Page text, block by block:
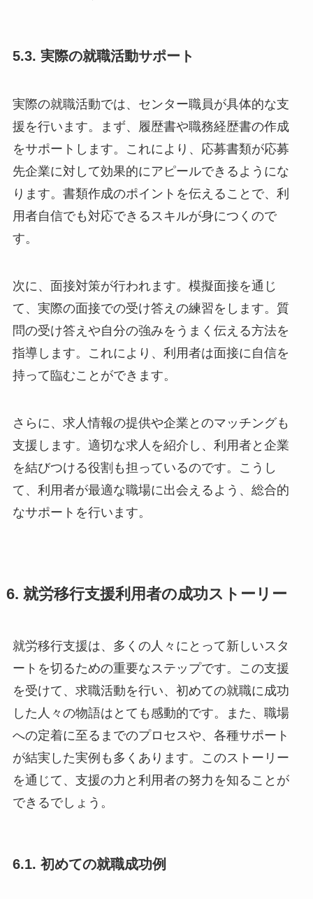
5.3. 実際の就職活動サポート
実際の就職活動では、センター職員が具体的な支
援を行います。まず、履歴書や職務経歴書の作成
をサポートします。これにより、応募書類が応募
先企業に対して効果的にアピールできるようにな
ります。書類作成のポイントを伝えることで、利
用者自信でも対応できるスキルが身につくので
す。
次に、面接対策が行われます。模擬面接を通じ
て、実際の面接での受け答えの練習をします。質
問の受け答えや自分の強みをうまく伝える方法を
指導します。これにより、利用者は面接に自信を
持って臨むことができます。
さらに、求人情報の提供や企業とのマッチングも
支援します。適切な求人を紹介し、利用者と企業
を結びつける役割も担っているのです。こうし
て、利用者が最適な職場に出会えるよう、総合的
なサポートを行います。
6. 就労移行支援利用者の成功ストーリー
就労移行支援は、多くの人々にとって新しいスタ
ートを切るための重要なステップです。この支援
を受けて、求職活動を行い、初めての就職に成功
した人々の物語はとても感動的です。また、職場
への定着に至るまでのプロセスや、各種サポート
が結実した実例も多くあります。このストーリー
を通じて、支援の力と利用者の努力を知ることが
できるでしょう。
6.1. 初めての就職成功例